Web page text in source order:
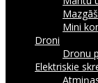
Mini
Droni
Dronu
Elektriskie